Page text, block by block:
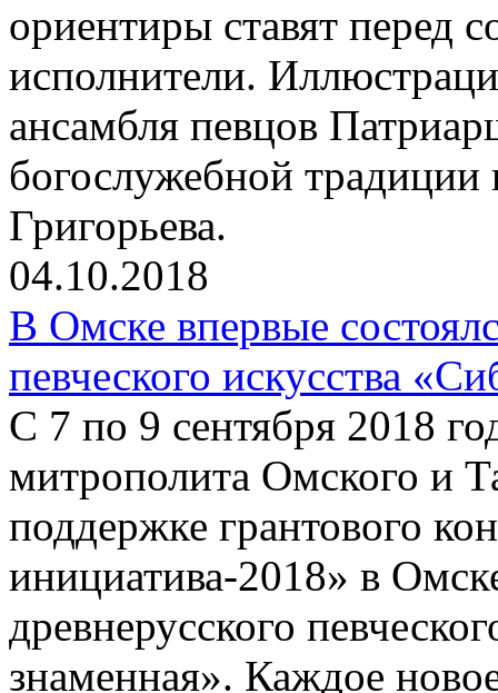
ориентиры ставят перед
исполнители.
ансамбля певцов
богослужебной
Григорьева.
04.10.2018
В Омске впервые
певческого искусства
С 7 по 9 сентября 2018
митрополита Омского и
поддержке грантового
инициатива-2018» в
древнерусского
знаменная». Каждое